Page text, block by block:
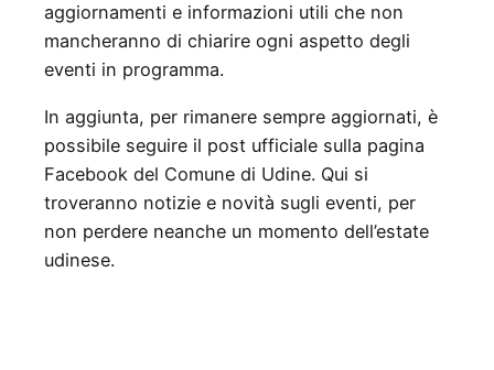
aggiornamenti e informazioni utili che non
mancheranno di chiarire ogni aspetto degli
eventi in programma.
In aggiunta, per rimanere sempre aggiornati, è
possibile seguire il post ufficiale sulla pagina
Facebook del Comune di Udine. Qui si
troveranno notizie e novità sugli eventi, per
non perdere neanche un momento dell’estate
udinese.